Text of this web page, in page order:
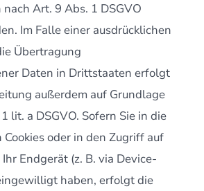
Art. 9 Abs. 1 DSGVO
Im Falle einer ausdrücklichen
Übertragung
Daten in Drittstaaten erfolgt
außerdem auf Grundlage
lit. a DSGVO. Sofern Sie in die
Cookies oder in den Zugriff auf
Endgerät (z. B. via Device-
haben, erfolgt die